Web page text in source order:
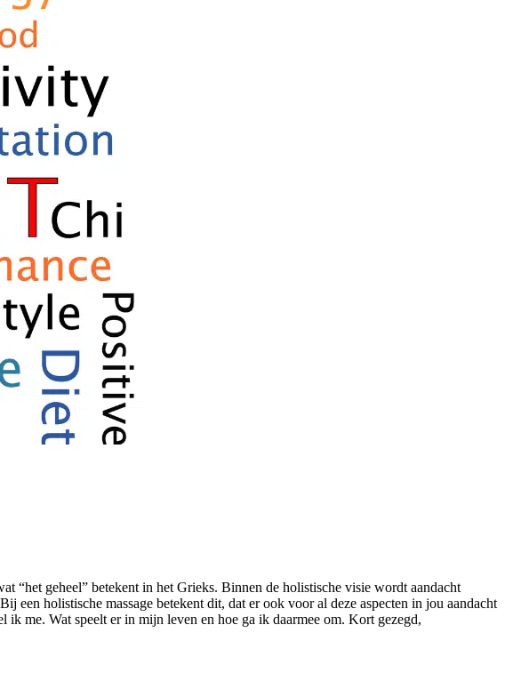
“het geheel” betekent in het Grieks. Binnen de holistische visie wordt aandacht
een holistische massage betekent dit, dat er ook voor al deze aspecten in jou aandacht
me. Wat speelt er in mijn leven en hoe ga ik daarmee om. Kort gezegd,